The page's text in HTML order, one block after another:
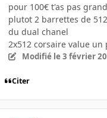
pour 100€ t'as pas
plutot 2 barrettes de
du dual chanel
2x512 corsaire value un
Modifié le 3 février
Citer